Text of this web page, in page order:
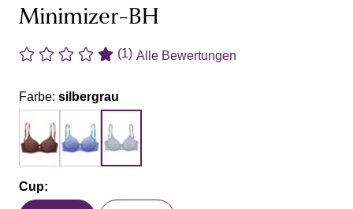
Minimizer-BH
(1) Alle Bewertungen
Farbe: silbergrau
Cup: